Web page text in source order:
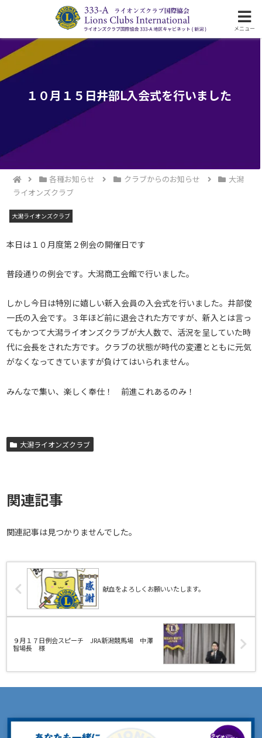
ライオンズクラブ国際協会333-A地区の活動
１０月１５日井部Ⅼ入会式を行いました
各種お知らせ クラブからのお知らせ
大潟
ライオンズクラブ
大潟ライオンズクラブ
本日は１０月度第２例会の開催日です
普段通りの例会です。大潟商工会館で行いました。
しかし今日は特別に嬉しい新入会員の入会式を行いました。井部俊
一氏の入会です。３年ほど前に退会された方ですが、新入とは言っ
てもかつて大潟ライオンズクラブが大人数で、活況を呈していた時
代に会長をされた方です。クラブの状態が時代の変遷とともに元気
がなくなってきていますが負けてはいられません。
みんなで集い、楽しく奉仕！ 前進これあるのみ！
大潟ライオンズクラブ
関連記事
関連記事は見つかりませんでした。
献血をよろしくお願いいたします。
９月１７日例会スピーチ JRA新潟競馬場 中澤
智場長 様
メニュー